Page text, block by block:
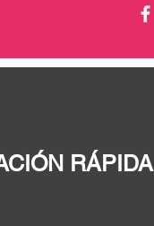
RÁPIDA